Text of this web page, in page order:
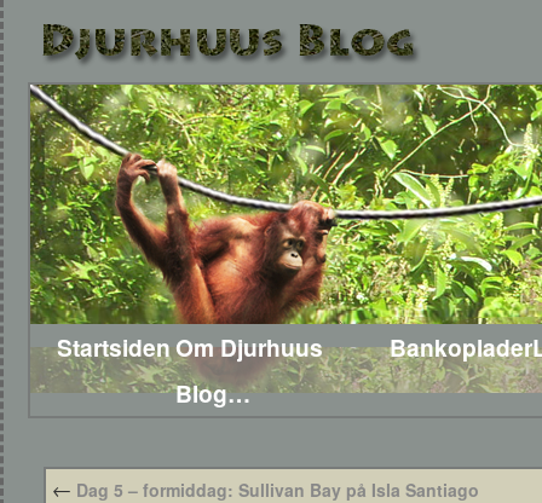
StartsidenOm Djurhuus
Blog…
Bankoplader
← Dag 5 – formiddag: Sullivan Bay på Isla Santiago